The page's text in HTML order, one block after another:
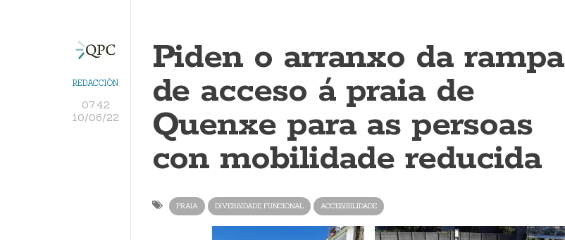
REDACCIÓN
07:42
10/06/22
Piden o arranxo da rampa
de acceso á praia de
Quenxe para as persoas
con mobilidade reducida
PRAIA DIVERSIDADE FUNCIONAL ACCESIBILIDADE